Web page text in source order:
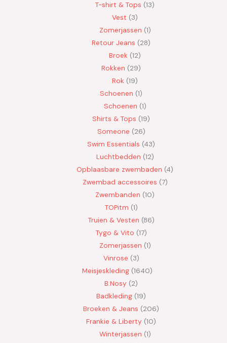
T-shirt & Tops 13
Vest
3
Zomerjassen 1
Retour Jeans
28
Broek 12
Rokken
29
Rok 19
Schoenen 1
Schoenen 1
Shirts & Tops 19
Someone 26
Swim Essentials 43
Luchtbedden 12
Opblaasbare zwembaden 4
Zwembad accessoires 7
Zwembanden 10
TOPitm 1
Truien & Vesten 86
Tygo & Vito 17
Zomerjassen 1
Vinrose 3
Meisjeskleding 1640
B.Nosy
2
Badkleding 19
Broeken & Jeans
206
Frankie & Liberty 10
Winterjassen 1